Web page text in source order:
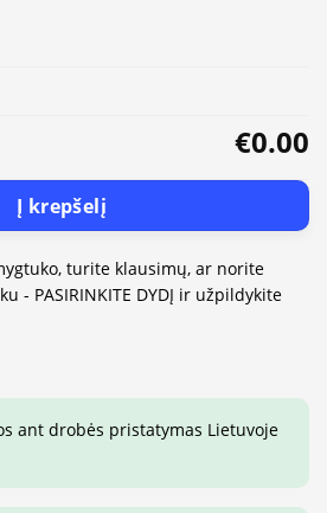
€0.00
Į krepšelį
turite klausimų, ar norite
- PASIRINKITE DYDĮ ir užpildykite
ant drobės pristatymas Lietuvoje